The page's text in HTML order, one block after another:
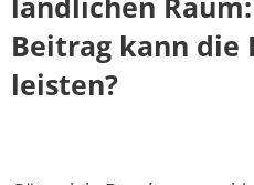
Beitrag kann die
leisten?